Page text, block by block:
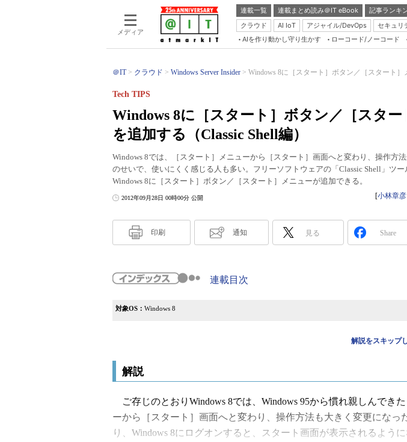
メディア
連載一覧 連載まとめ読み＠IT eBook 記事ランキ
クラウド
AI IoT アジャイル/DevOps セキュリ
AIを作り動かし守り生かす ローコード/ノーコード
＠IT クラウド Windows Server Insider Windows 8に［スタート］ボタン／［スタート］
Windows 8に［スタート］ボタン／［スタ
を追加する（Classic Shell編）
Tech TIPS
Windows 8では、［スタート］メニューから［スタート］画面へと変わり、操作方
のせいで、使いにくく感じる人も多い。フリーソフトウェアの「Classic Shell」ツー
Windows 8に［スタート］ボタン／［スタート］メニューが追加できる。
2012年09月28日 00時00分 公開 [小林章彦
印刷 通知 見る Share
連載目次
対象OS： Windows 8
解説をスキップ
解説
ご存じのとおりWindows 8では、Windows 95から慣れ親しんでき
ーから［スタート］画面へと変わり、操作方法も大きく変更になっ
り、Windows 8にログオンすると、スタート画面が表示されるよう